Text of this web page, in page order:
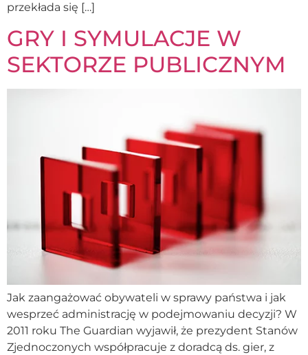
przekłada się […]
GRY I SYMULACJE W
SEKTORZE PUBLICZNYM
Jak zaangażować obywateli w sprawy państwa i jak
wesprzeć administrację w podejmowaniu decyzji? W
2011 roku The Guardian wyjawił, że prezydent Stanów
Zjednoczonych współpracuje z doradcą ds. gier, z